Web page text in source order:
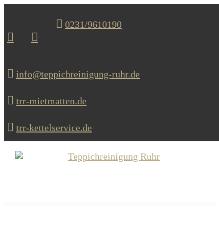
0231/9610190
info@teppichreinigung-ruhr.de
trr-mietmatten.de
trr-kettelservice.de